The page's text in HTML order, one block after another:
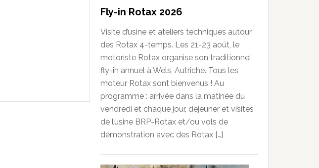
Fly-in Rotax 2026
Visite d’usine et ateliers techniques autour
des Rotax 4-temps. Les 21-23 août, le
motoriste Rotax organise son traditionnel
fly-in annuel à Wels, Autriche. Tous les
moteur Rotax sont bienvenus ! Au
programme : arrivée dans la matinée du
vendredi et chaque jour, dejeuner et visites
de l’usine BRP-Rotax et/ou vols de
démonstration avec des Rotax […]